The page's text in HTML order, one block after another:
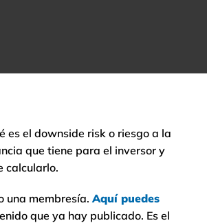
es el downside risk o riesgo a la
que tiene para el inversor y
calcularlo.
una membresía.Aquí puedes
que ya hay publicado. Es el